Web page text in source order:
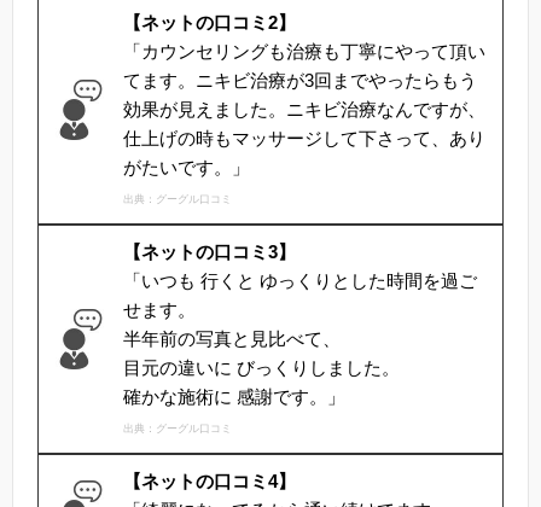
【ネットの口コミ2】
「カウンセリングも治療も丁寧にやって頂い
てます。ニキビ治療が3回までやったらもう
効果が見えました。ニキビ治療なんですが、
仕上げの時もマッサージして下さって、あり
がたいです。」
出典：グーグル口コミ
【ネットの口コミ3】
「いつも 行くと ゆっくりとした時間を過ご
せます。
半年前の写真と見比べて、
目元の違いに びっくりしました。
確かな施術に 感謝です。」
出典：グーグル口コミ
【ネットの口コミ4】